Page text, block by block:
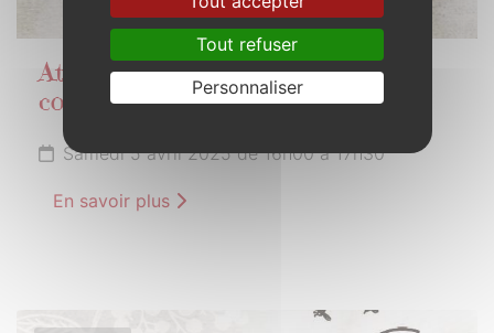
Atelier cuisine "sauvages et
comestibles" par le goût sauvage
Samedi 5 avril 2025 de 16h00 à 17h30
En savoir plus
Tout refuser
Personnaliser